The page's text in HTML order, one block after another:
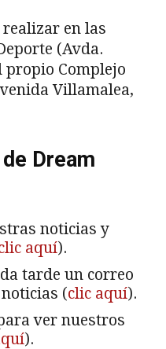
en las
(Avda.
propio Complejo
Villamalea,
Dream
noticias y
aquí).
tarde un correo
(clic aquí).
ver nuestros
).